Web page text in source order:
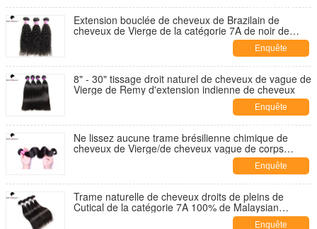
maintenant
Extension bouclée de cheveux de Brazilain de
cheveux de Vierge de la catégorie 7A de noir de
Enquête
maintenant
8" - 30" tissage droit naturel de cheveux de vague de
Vierge de Remy d'extension indienne de cheveux
Enquête
maintenant
Ne lissez aucune trame brésilienne chimique de
cheveux de Vierge/de cheveux vague de corps
Enquête
maintenant
Trame naturelle de cheveux droits de pleins de
Cutical de la catégorie 7A 100% de Malaysian
Enquête